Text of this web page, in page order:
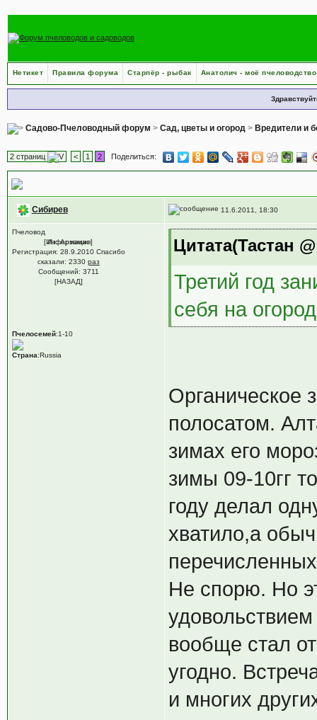
Нетикет Правила форума Старпёр - рыбак Анатолич - моё пчеловодство
Садово-Пчеловодный форум > Сад, цветы и огород> Вредители и
2 страниц < 1 2 Поделиться:
Сибирев 11.6.2011, 18:30
Пчеловод
[Информация]
Из: Арзамас
Регистрация: 28.9.2010 Спасибо
сказали: 2330 раз
Сообщений: 3711
[НАЗАД]
Пчелосемей:1-10
Страна:Russia
Цитата(Тастан
Третий год
себя на
Органическое
полосатом.
зимах его
зимы 09-10гг
году делал
хватило,а
Не спорю. Но
вообще стал
угодно.
и многих